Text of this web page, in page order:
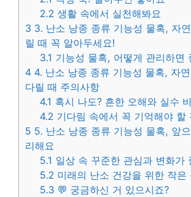
2.2 생활 속에서 실천해봐요
3 3. 난소 낭종 종류 기능성 물혹, 자
릴 때 꼭 알아두세요!
3.1 기능성 물혹, 어떻게 관리하면
4 4. 난소 낭종 종류 기능성 물혹, 자
다릴 때 주의사항
4.1 혹시 나도? 흔한 오해와 실수
4.2 기다림 속에서 꼭 기억해야 할
5 5. 난소 낭종 종류 기능성 물혹, 앞
리해요
5.1 일상 속 꾸준한 관심과 변화가
5.2 미래의 난소 건강을 위한 작은
5.3 💬 궁금하신 거 있으시죠?